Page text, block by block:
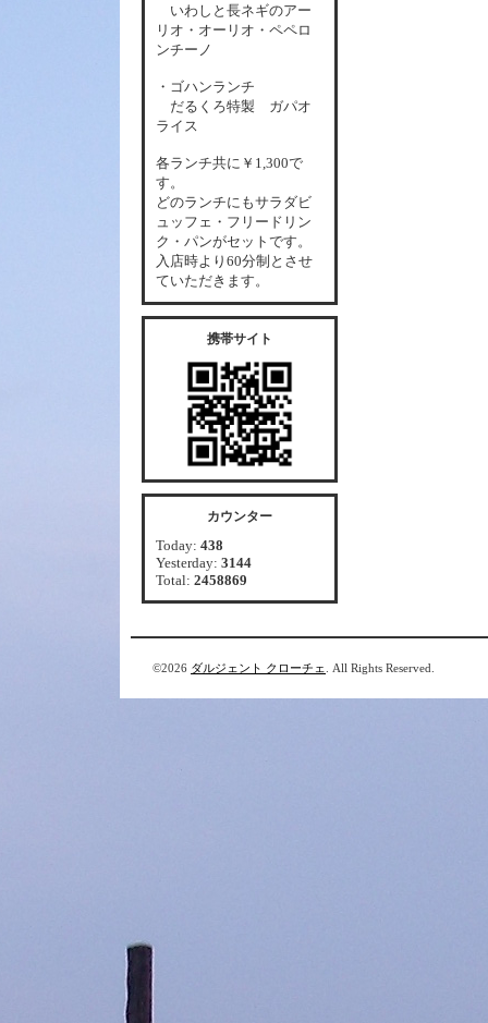
いわしと長ネギのアー
リオ・オーリオ・ペペロ
ンチーノ
・ゴハンランチ
だるくろ特製 ガパオ
ライス
各ランチ共に￥1,300で
す。
どのランチにもサラダビ
ュッフェ・フリードリン
ク・パンがセットです。
入店時より60分制とさせ
ていただきます。
携帯サイト
カウンター
Today: 438
Yesterday: 3144
Total: 2458869
©2026 ダルジェント クローチェ . All Rights Reserved.